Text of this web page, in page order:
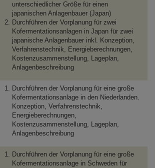
unterschiedlicher Größe für einen
japanischen Anlagenbauer (Japan)
Durchführen der Vorplanung für zwei
Kofermentationsanlagen in Japan für zwei
japanische Anlagenbauer inkl. Konzeption,
Verfahrenstechnik, Energieberechnungen,
Kostenzusammenstellung, Lageplan,
Anlagenbeschreibung
Durchführen der Vorplanung für eine große
Kofermentationsanlage in den Niederlanden.
Konzeption, Verfahrenstechnik,
Energieberechnungen,
Kostenzusammenstellung, Lageplan,
Anlagenbeschreibung
Durchführen der Vorplanung für eine große
Kofermentationsanlage in Schweden für